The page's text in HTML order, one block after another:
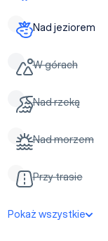
Nad jeziorem
W górach
Nad rzeką
Nad morzem
Przy trasie
Pokaż wszystkie